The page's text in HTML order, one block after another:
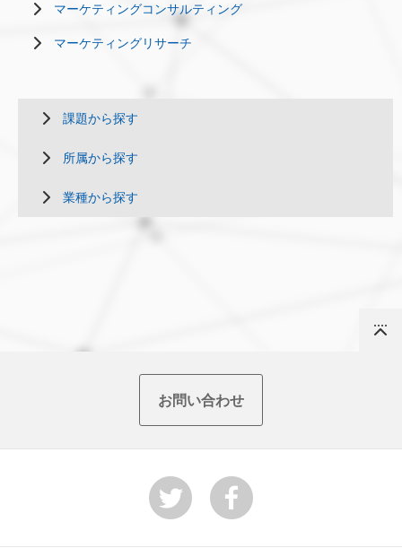
マーケティングコンサルティング
マーケティングリサーチ
課題から探す
所属から探す
業種から探す
お問い合わせ